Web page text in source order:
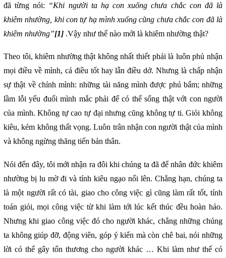
đã từng nói: “Khi người ta hạ con xuống chưa chắc con đã là
khiêm nhường, khi con tự hạ mình xuống cũng chưa chắc con đã là
khiêm nhường”[1] .Vậy như thế nào mới là khiêm nhường thật?
Theo tôi, khiêm nhường thật không nhất thiết phải là luôn phủ nhận
mọi điều về mình, cả điều tốt hay lẫn điều dở. Nhưng là chấp nhận
sự thật về chính mình: những tài năng mình được phú bẩm; những
lầm lỗi yếu đuối mình mắc phải để có thể sống thật với con người
của mình. Không tự cao tự đại nhưng cũng không tự ti. Giỏi không
kiêu, kém không thất vọng. Luôn trân nhận con người thật của mình
và không ngừng thăng tiến bản thân.
Nói đến đây, tôi mới nhận ra đôi khi chúng ta đã để nhân đức khiêm
nhường bị lu mờ đi và tính kiêu ngạo nổi lên. Chẳng hạn, chúng ta
là một người rất có tài, giao cho công việc gì cũng làm rất tốt, tính
toán giỏi, mọi công việc từ khi làm tới lúc kết thúc đều hoàn hảo.
Nhưng khi giao công việc đó cho người khác, chẳng những chúng
ta không giúp đỡ, động viên, góp ý kiến mà còn chê bai, nói những
lời có thể gây tổn thương cho người khác … Khi làm như thế có